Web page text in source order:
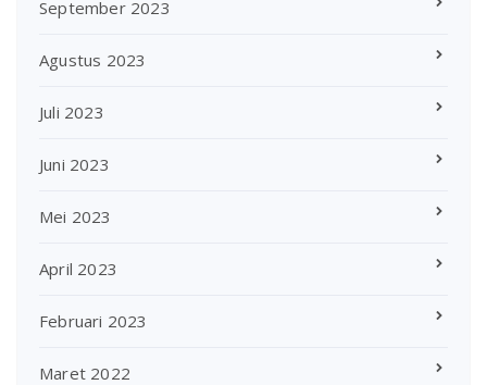
September 2023
Agustus 2023
Juli 2023
Juni 2023
Mei 2023
April 2023
Februari 2023
Maret 2022